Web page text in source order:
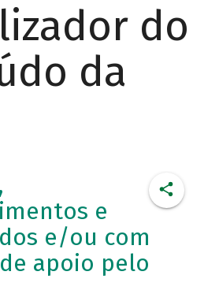
do
da
e
e/ou com
apoio pelo